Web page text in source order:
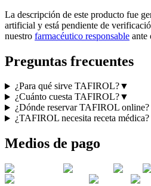
La descripción de este producto fue
artificial y está pendiente de
nuestro farmacéutico responsable ante
Preguntas frecuentes
¿Para qué sirve TAFIROL?▼
¿Cuánto cuesta TAFIROL?▼
¿Dónde reservar TAFIROL online?
¿TAFIROL necesita receta médica?
Medios de pago